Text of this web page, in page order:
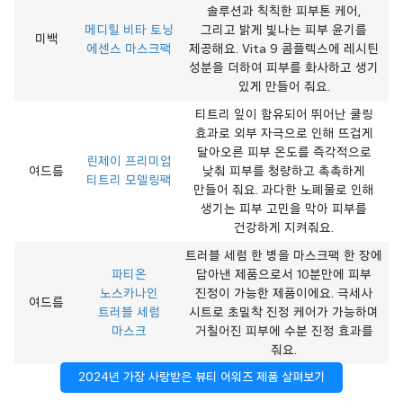
미백
메디힐 비타 토닝
에센스 마스크팩
솔루션과 칙칙한 피부톤 케어,
그리고 밝게 빛나는 피부 윤기를
제공해요. Vita 9 콤플렉스에 레시틴
성분을 더하여 피부를 화사하고 생기
있게 만들어 줘요.
여드름
린제이 프리미엄
티트리 모델링팩
티트리 잎이 함유되어 뛰어난 쿨링
효과로 외부 자극으로 인해 뜨겁게
달아오른 피부 온도를 즉각적으로
낮춰 피부를 청량하고 촉촉하게
만들어 줘요. 과다한 노폐물로 인해
생기는 피부 고민을 막아 피부를
건강하게 지켜줘요.
여드름
파티온
노스카나인
트러블 세럼
마스크
트러블 세럼 한 병을 마스크팩 한 장에
담아낸 제품으로서 10분만에 피부
진정이 가능한 제품이에요. 극세사
시트로 초밀착 진정 케어가 가능하며
거칠어진 피부에 수분 진정 효과를
줘요.
2024년 가장 사랑받은 뷰티 어워즈 제품 살펴보기